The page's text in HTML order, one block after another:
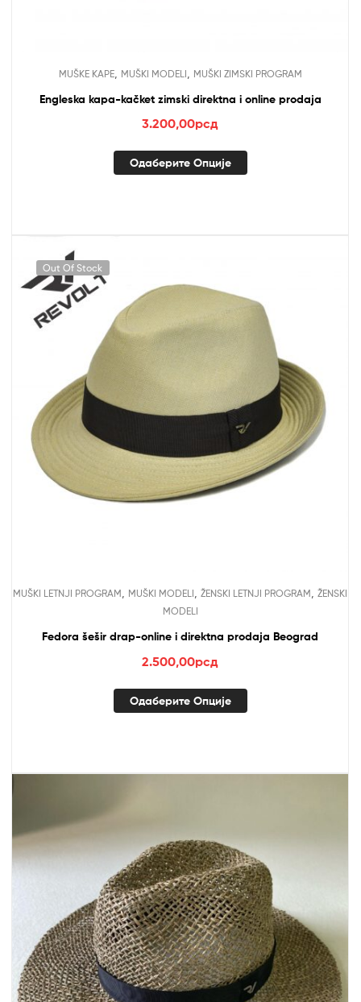
MUŠKE KAPE, MUŠKI MODELI MUŠKI ZIMSKI PROGRAM
Engleska kapa-kačket zimski direktna i online prodaja
3.200,00рсд
Одаберите Опције
Out Of Stock
MUŠKI LETNJI PROGRAM MUŠKI MODELI ŽENSKI LETNJI PROGRAM ŽENSKI
MODELI
Fedora šešir drap-online i direktna prodaja Beograd
2.500,00рсд
Одаберите Опције